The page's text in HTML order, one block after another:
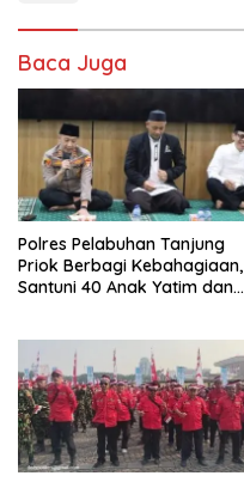
Baca Juga
Polres Pelabuhan Tanjung
Priok Berbagi Kebahagiaan,
Santuni 40 Anak Yatim dan